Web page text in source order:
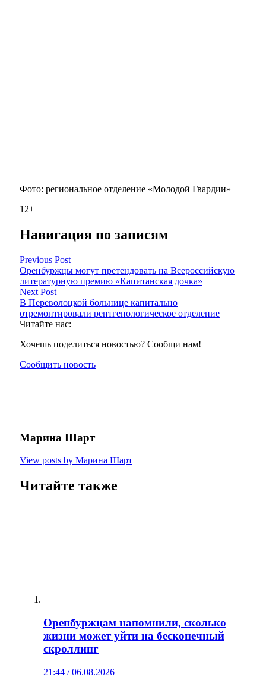
Фото: региональное отделение «Молодой Гвардии»
12+
Навигация по записям
Previous Post
Оренбуржцы могут претендовать на Всероссийскую
литературную премию «Капитанская дочка»
Next Post
В Переволоцкой больнице капитально
отремонтировали рентгенологическое отделение
Читайте нас:
Хочешь поделиться новостью? Сообщи нам!
Сообщить новость
Марина Шарт
View posts by Марина Шарт
Читайте также
Оренбуржцам напомнили, сколько
жизни может уйти на бесконечный
скроллинг
21:44 / 06.08.2026